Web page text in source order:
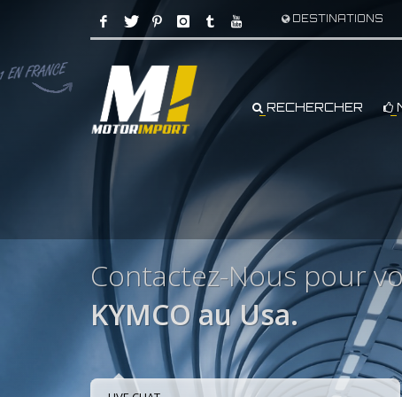
DESTINATIONS
RECHERCHER
Contactez-Nous pour
KYMCO au Usa.